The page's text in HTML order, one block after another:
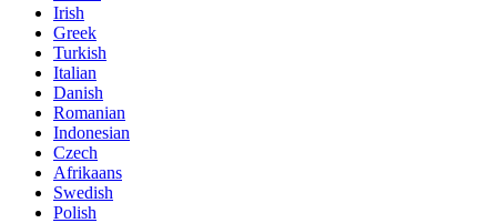
Irish
Greek
Turkish
Italian
Danish
Romanian
Indonesian
Czech
Afrikaans
Swedish
Polish